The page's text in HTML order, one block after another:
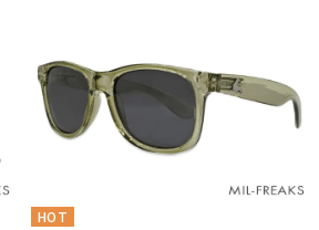
HOT